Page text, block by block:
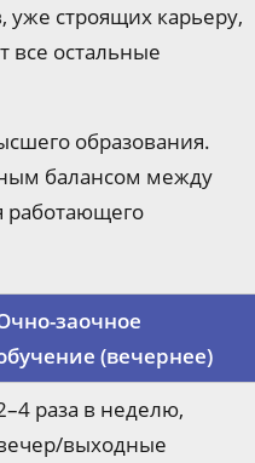
строящих карьеру,
все остальные
образования.
балансом между
работающего
заочное
(вечернее)
раза в неделю,
выходные